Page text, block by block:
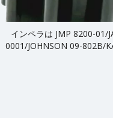
インペラは JMP 8200-01/
0001/JOHNSON 09-802B/